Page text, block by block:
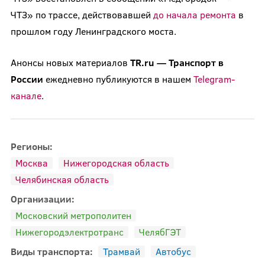
ЧТЗ» по трассе, действовавшей до начала ремонта в
прошлом году Ленинградского моста.
Анонсы новых материалов TR.ru — Транспорт в
России ежедневно публикуются в нашем Telegram-
канале.
Регионы:
Москва
Нижегородская область
Челябинская область
Организации:
Московский метрополитен
Нижегородэлектротранс
ЧелябГЭТ
Виды транспорта:
Трамвай
Автобус